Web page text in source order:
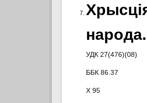
УДК 27(476)(08)
ББК 86.37
Х 95